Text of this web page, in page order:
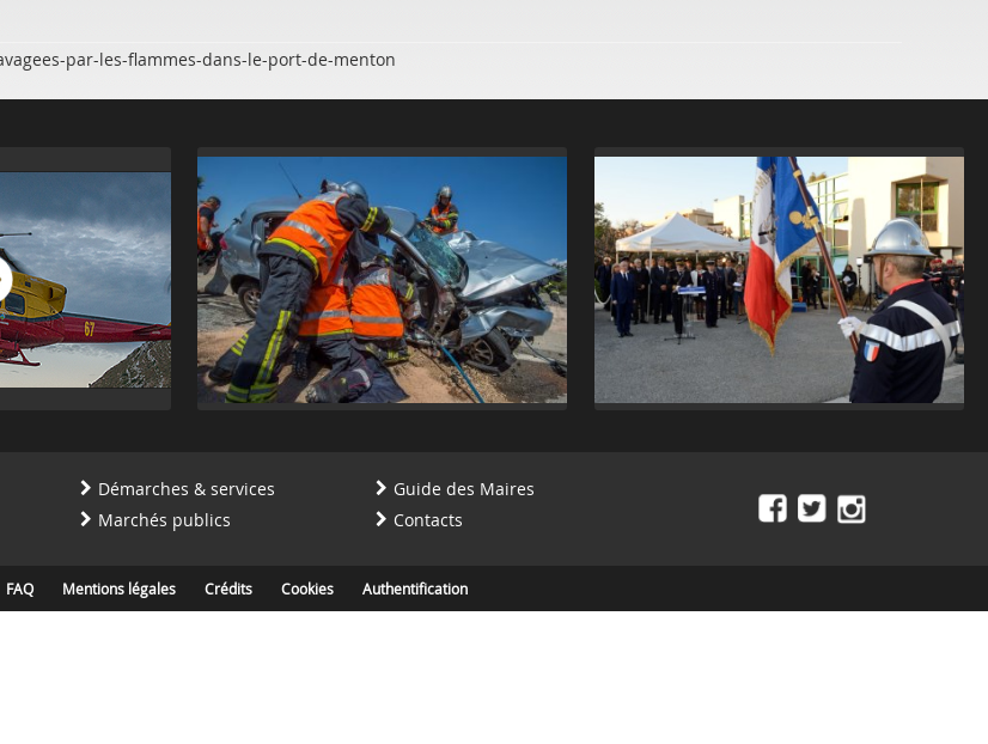
par-les-flammes-dans-le-port-de-menton
Démarches & services
Marchés publics
Guide des Maires
Contacts
FAQ Mentions légales Crédits Cookies Authentification